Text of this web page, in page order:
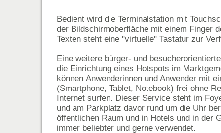
Bedient wird die Terminalstation mit
der Bildschirmoberfläche mit einem Finger
Texten steht eine "virtuelle" Tastatur zur
Eine weitere bürger- und
die Einrichtung eines Hotspots im
können Anwenderinnen und Anwender mit
(Smartphone, Tablet, Notebook) frei ohne
Internet surfen. Dieser Service steht im
und am Parkplatz davor rund um die Uhr
öffentlichen Raum und in Hotels und in der
immer beliebter und gerne verwendet.